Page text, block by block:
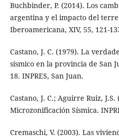
Buchbinder, P. (2014). Los
argentina y el impacto del
Iberoamericana, XIV, 55, 121-
Castano, J. C. (1979). La
sísmico en la provincia de San
18. INPRES, San Juan.
Castano, J. C.; Aguirre Ruiz,
Microzonificación Sísmica.
Cremaschi, V. (2003). Las